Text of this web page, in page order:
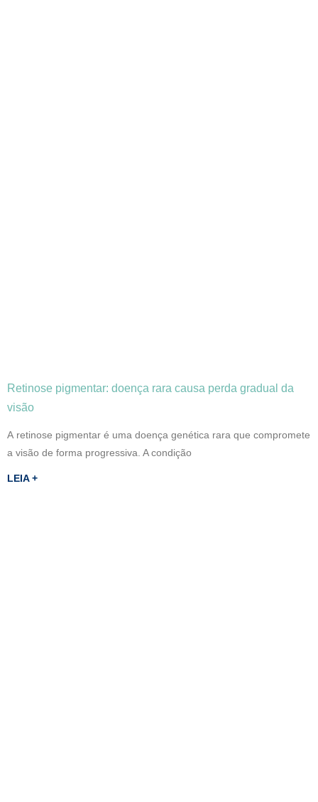
Retinose pigmentar: doença rara causa perda gradual da
visão
A retinose pigmentar é uma doença genética rara que compromete
a visão de forma progressiva. A condição
LEIA +